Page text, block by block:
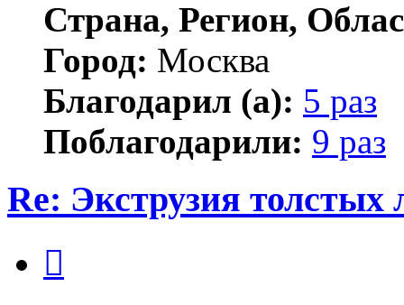
Страна, Регион,
Город: Москва
Благодарил (а): 5 раз
Поблагодарили: 9 раз
Re: Экструзия